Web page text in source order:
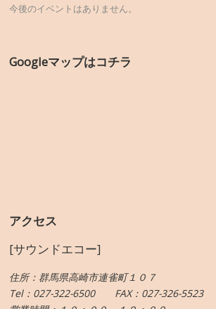
今後のイベントはありません。
Googleマップはコチラ
アクセス
[サウンドエコー]
住所：群馬県高崎市連雀町１０７
Tel：027-322-6500 FAX：027-326-5523